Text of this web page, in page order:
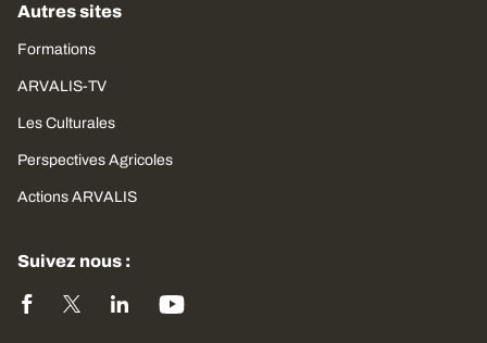
Autres sites
Formations
ARVALIS-TV
Les Culturales
Perspectives Agricoles
Actions ARVALIS
Suivez nous :